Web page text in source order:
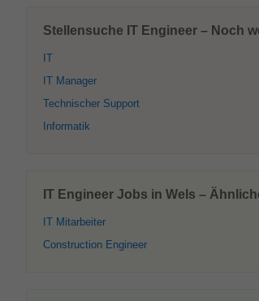
Stellensuche IT Engineer – Noch
IT
IT Manager
Technischer Support
Informatik
IT Engineer Jobs in Wels –
IT Mitarbeiter
Construction Engineer